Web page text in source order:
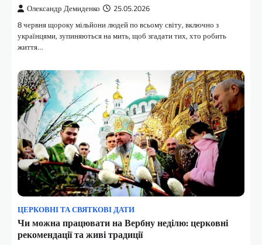
Олександр Демиденко 25.05.2026
8 червня щороку мільйони людей по всьому світу, включно з
українцями, зупиняються на мить, щоб згадати тих, хто робить
життя…
ЦЕРКОВНІ ТА СВЯТКОВІ ДАТИ
Чи можна працювати на Вербну неділю: церковні
рекомендації та живі традиції